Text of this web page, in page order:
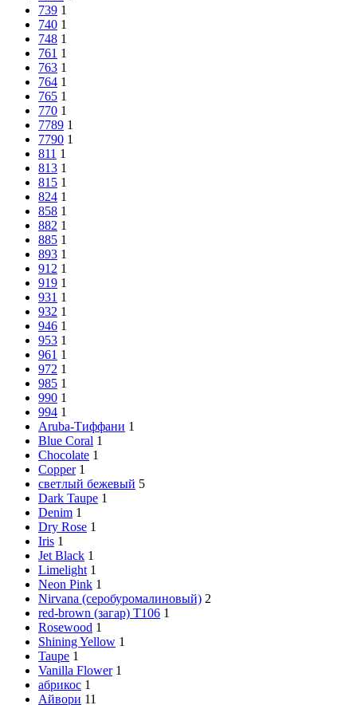
739 1
740 1
748 1
761 1
763 1
764 1
765 1
770 1
7789 1
7790 1
811 1
813 1
815 1
824 1
858 1
882 1
885 1
893 1
912 1
919 1
931 1
932 1
946 1
953 1
961 1
972 1
985 1
990 1
994 1
Aruba-Тиффани 1
Blue Coral 1
Chocolate 1
Copper 1
cветлый бежевый 5
Dark Taupe 1
Denim 1
Dry Rose 1
Iris 1
Jet Black 1
Limelight 1
Neon Pink 1
Nirvana (серобуромалиновый) 2
red-brown (загар) Т106 1
Rosewood 1
Shining Yellow 1
Taupe 1
Vanilla Flower 1
абрикос 1
Айвори 11